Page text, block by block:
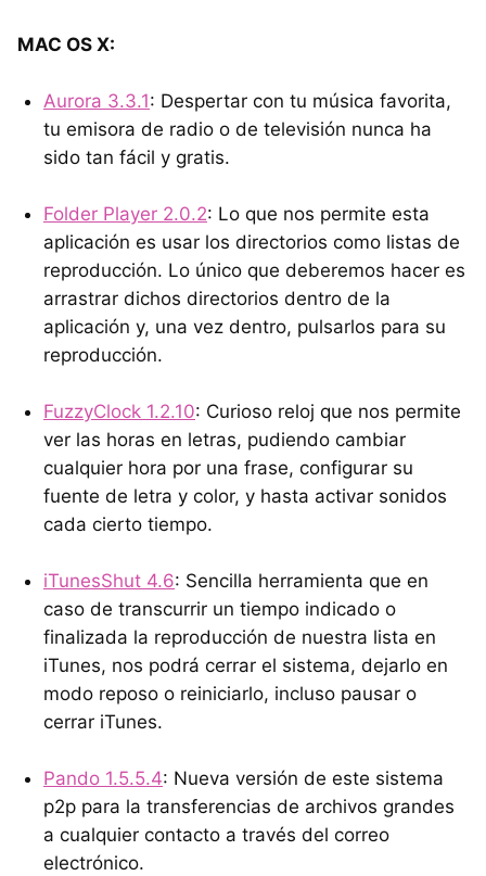
MAC OS X:
Aurora 3.3.1: Despertar con tu música favorita,
tu emisora de radio o de televisión nunca ha
sido tan fácil y gratis.
Folder Player 2.0.2: Lo que nos permite esta
aplicación es usar los directorios como listas de
reproducción. Lo único que deberemos hacer es
arrastrar dichos directorios dentro de la
aplicación y, una vez dentro, pulsarlos para su
reproducción.
FuzzyClock 1.2.10: Curioso reloj que nos permite
ver las horas en letras, pudiendo cambiar
cualquier hora por una frase, configurar su
fuente de letra y color, y hasta activar sonidos
cada cierto tiempo.
iTunesShut 4.6: Sencilla herramienta que en
caso de transcurrir un tiempo indicado o
finalizada la reproducción de nuestra lista en
iTunes, nos podrá cerrar el sistema, dejarlo en
modo reposo o reiniciarlo, incluso pausar o
cerrar iTunes.
Pando 1.5.5.4: Nueva versión de este sistema
p2p para la transferencias de archivos grandes
a cualquier contacto a través del correo
electrónico.